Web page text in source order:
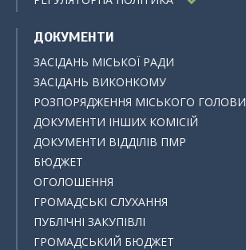
ДОКУМЕНТИ
ЗАСІДАНЬ МІСЬКОЇ РАДИ
ЗАСІДАНЬ ВИКОНКОМУ
РОЗПОРЯДЖЕННЯ МІСЬКОГО ГОЛОВИ
ДОКУМЕНТИ ІНШИХ КОМІСІЙ
ДОКУМЕНТИ ВІДДІЛІВ ПМР
БЮДЖЕТ
ОГОЛОШЕННЯ
ГРОМАДСЬКІ СЛУХАННЯ
ПУБЛІЧНІ ЗАКУПІВЛІ
ГРОМАДСЬКИЙ БЮДЖЕТ